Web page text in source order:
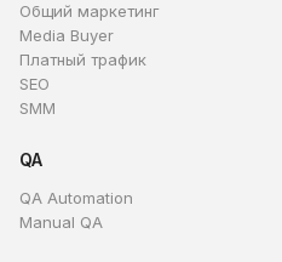
Общий маркетинг
Media Buyer
Платный трафик
SEO
SMM
QA
QA Automation
Manual QA